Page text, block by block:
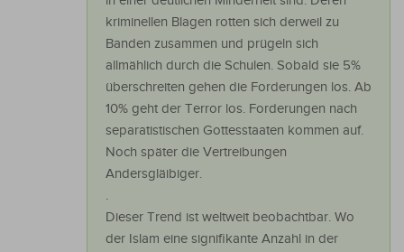
kriminellen Blagen rotten sich derweil zu
Banden zusammen und prügeln sich
allmählich durch die Schulen. Sobald sie 5%
überschreiten gehen die Forderungen los. Ab
10% geht der Terror los. Forderungen nach
separatistischen Gottesstaaten kommen auf.
Noch später die Vertreibungen
Andersgläibiger.
.
Dieser Trend ist weltweit beobachtbar. Wo
der Islam eine signifikante Anzahl in der